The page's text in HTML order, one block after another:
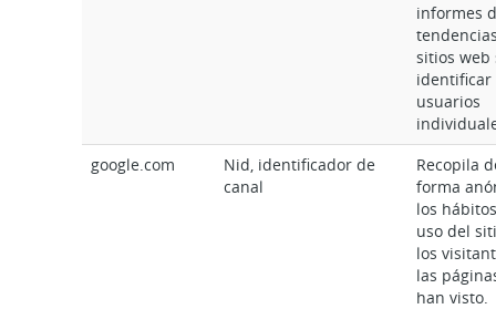
informes
sitios web
identificar
usuarios
google.com
Nid, identificador de
canal
Recopila
forma
los
uso del
los
las
han visto.